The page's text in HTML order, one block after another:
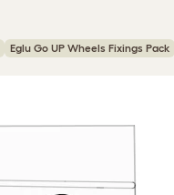
Eglu Go UP Wheels Fixings Pack